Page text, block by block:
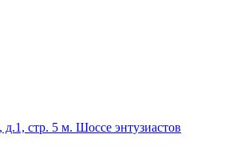
стр. 5 м. Шоссе энтузиастов